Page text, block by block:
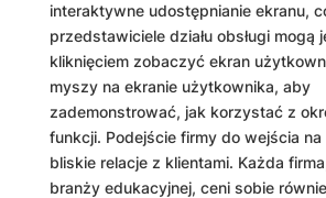
interaktywne udostępnianie ekranu,
przedstawiciele działu obsługi mogą
kliknięciem zobaczyć ekran
myszy na ekranie użytkownika, aby
zademonstrować, jak korzystać z
funkcji. Podejście firmy do wejścia
bliskie relacje z klientami. Każda
branży edukacyjnej, ceni sobie